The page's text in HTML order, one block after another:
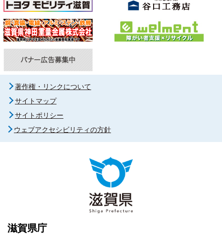
著作権・リンクについて
サイトマップ
サイトポリシー
ウェブアクセシビリティの方針
滋賀県庁